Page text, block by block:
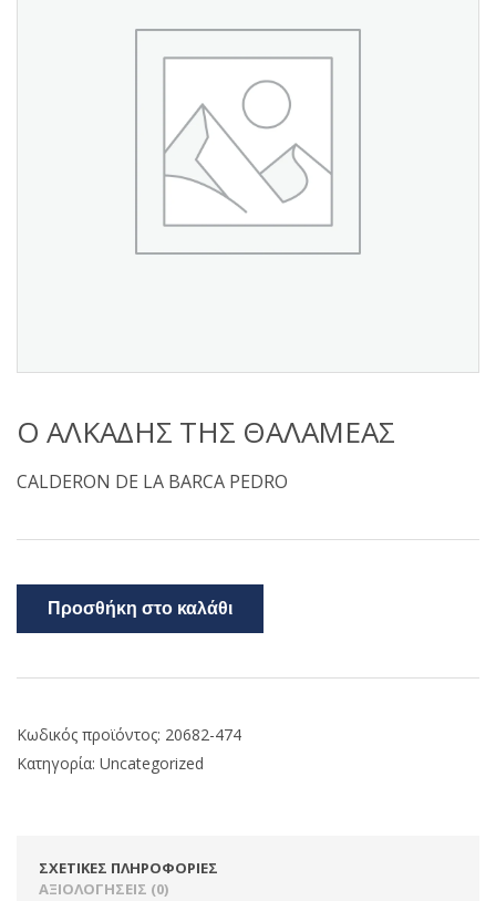
Ο ΑΛΚΑΔΗΣ ΤΗΣ ΘΑΛΑΜΕΑΣ
CALDERON DE LA BARCA PEDRO
Προσθήκη στο καλάθι
Κωδικός προϊόντος: 20682-474
Κατηγορία: Uncategorized
ΣΧΕΤΙΚΈΣ ΠΛΗΡΟΦΟΡΊΕΣ
ΑΞΙΟΛΟΓΉΣΕΙΣ (0)